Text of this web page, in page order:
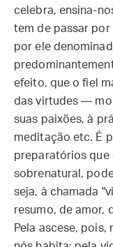
celebra, ensina-
tem de passar por
por ele
efeito, que o fiel
das virtudes —
suas paixões, à
meditação etc. É
preparatórios que
sobrenatural,
seja, à chamada
resumo, de amor,
Pela ascese, pois,